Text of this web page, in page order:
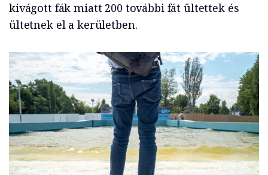
kivágott fák miatt 200 további fát ültettek és
ültetnek el a kerületben.